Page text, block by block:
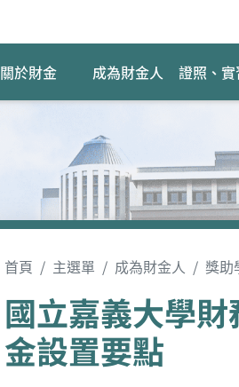
關於財金 成為財金人 證照、
首頁 主選單 成為財金人 獎助
國立嘉義大學
金設置要點